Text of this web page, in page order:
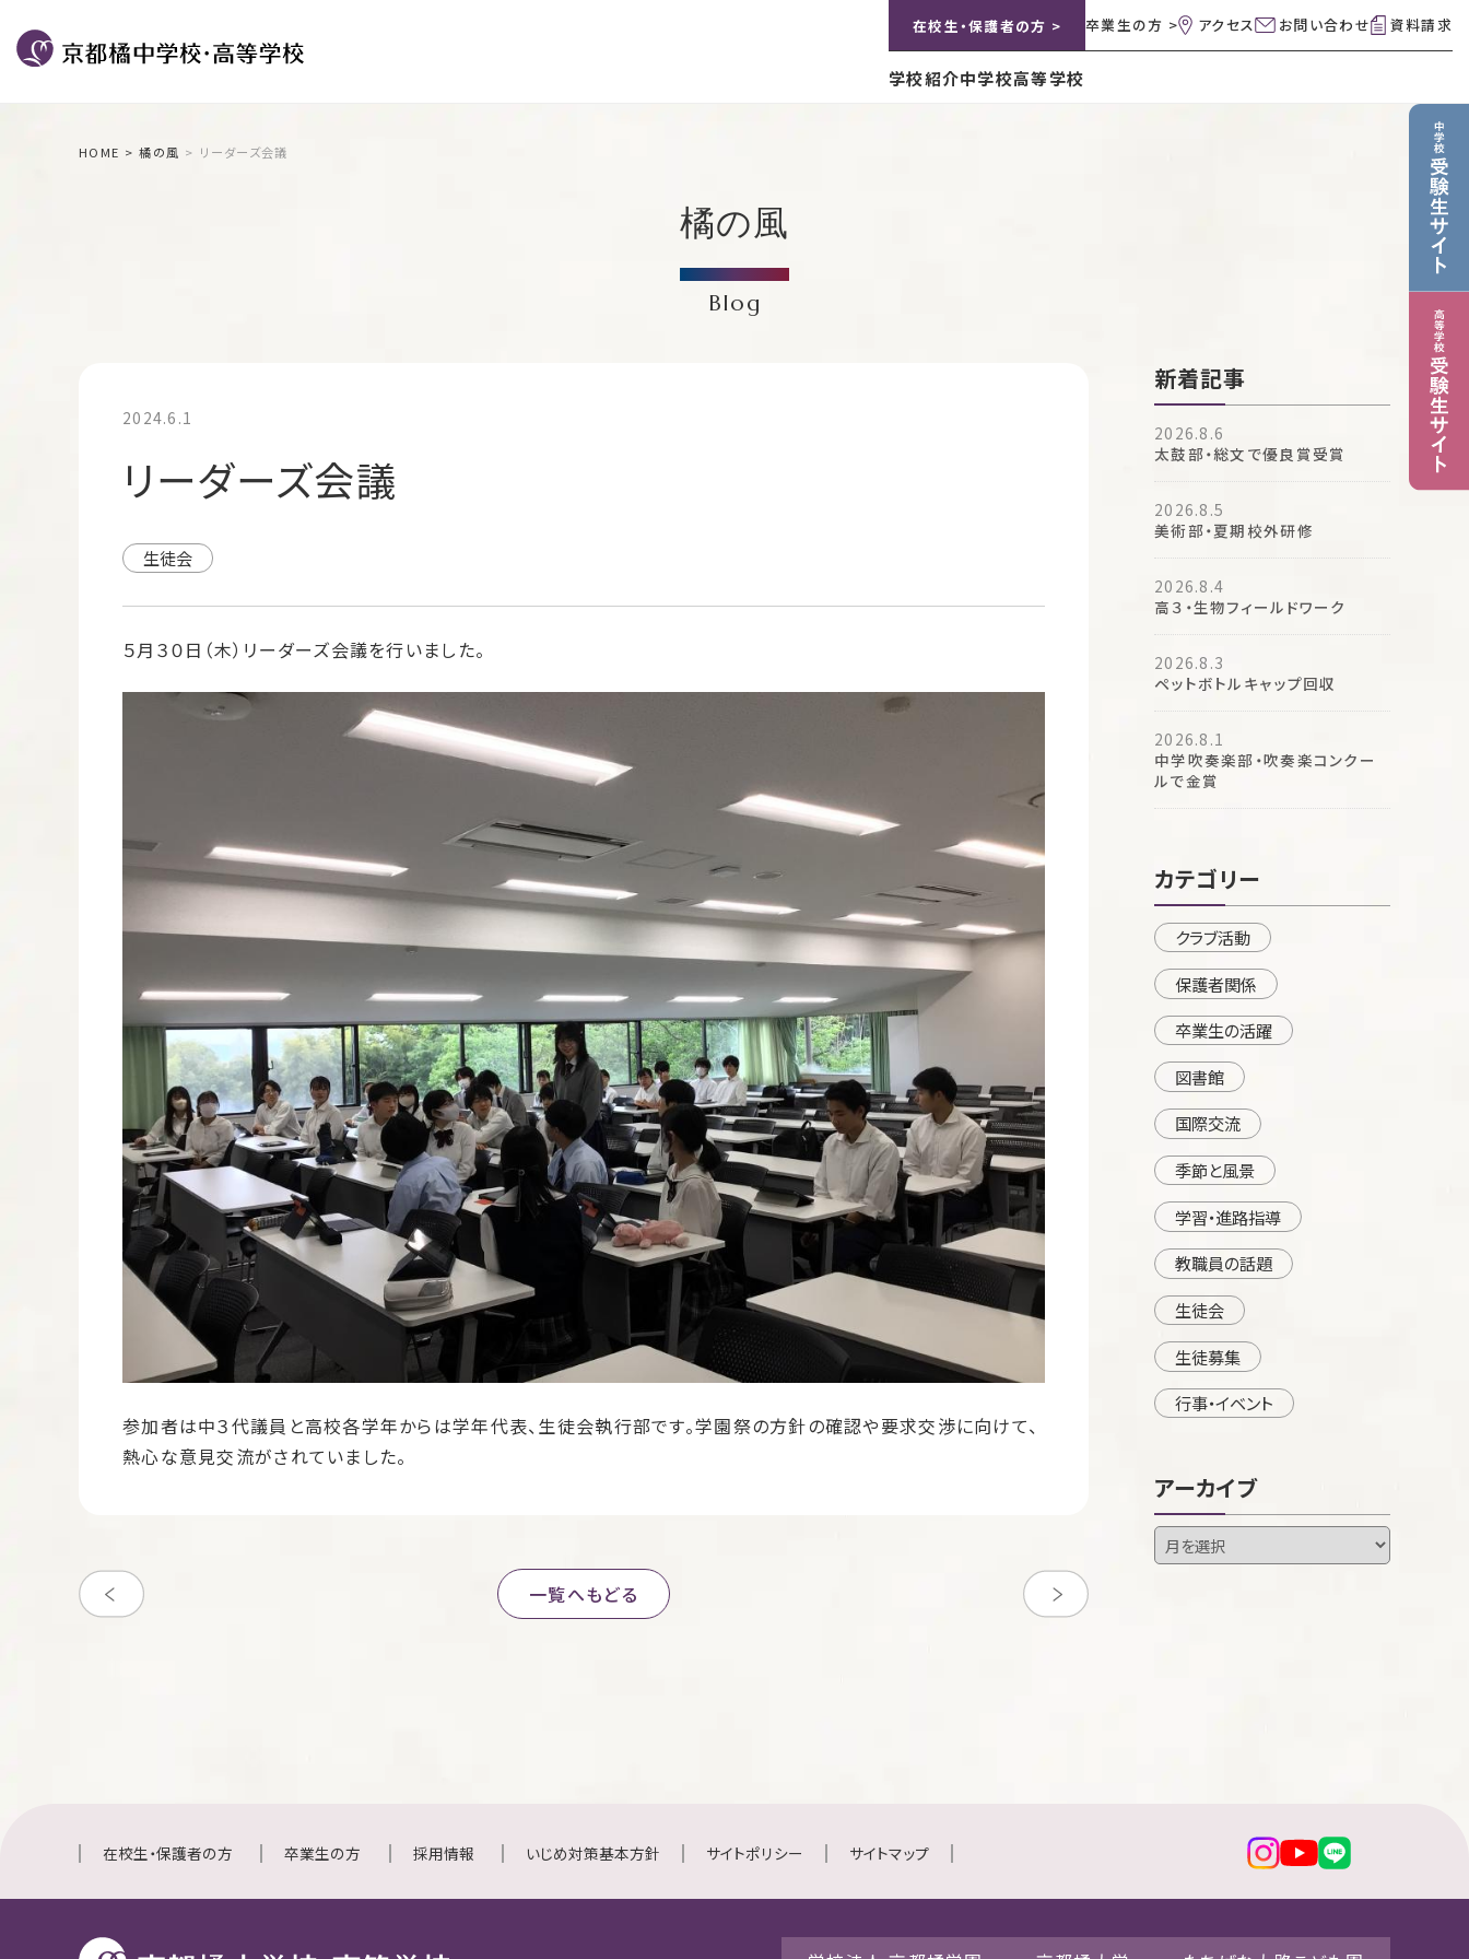
在校生・保護者の方 > 卒業生の方 > アクセス お問い合わせ 資料請求
学校紹介中学校高等学校
HOME 橘の風 リーダーズ会議
橘の風
Blog
2024.6.1
リーダーズ会議
生徒会
５月３０日（木）リーダーズ会議を行いました。
参加者は中３代議員と高校各学年からは学年代表、生徒会執行部です。学園祭の方針の確認や要求交渉に向けて、
熱心な意見交流がされていました。
一覧へもどる
新着記事
2026.8.6
太鼓部・総文で優良賞受賞
2026.8.5
美術部・夏期校外研修
2026.8.4
高３・生物フィールドワーク
2026.8.3
ペットボトルキャップ回収
2026.8.1
中学吹奏楽部・吹奏楽コンクー
ルで金賞
カテゴリー
クラブ活動
保護者関係
卒業生の活躍
図書館
国際交流
季節と風景
学習・進路指導
教職員の話題
生徒会
生徒募集
行事・イベント
アーカイブ
在校生・保護者の方 卒業生の方 採用情報 いじめ対策基本方針 サイトポリシー サイトマップ